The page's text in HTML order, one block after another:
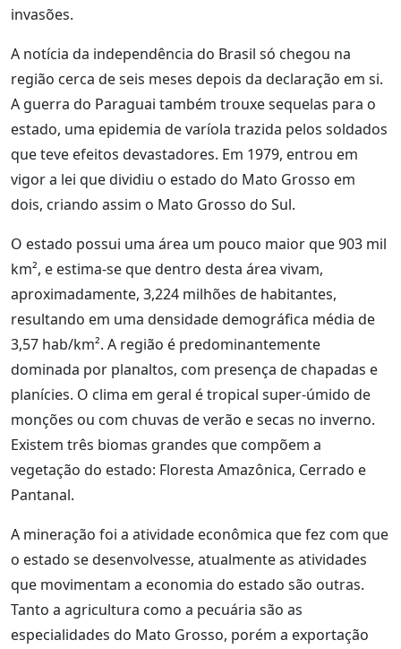
invasões.
A notícia da independência do Brasil só chegou na
região cerca de seis meses depois da declaração em si.
A guerra do Paraguai também trouxe sequelas para o
estado, uma epidemia de varíola trazida pelos soldados
que teve efeitos devastadores. Em 1979, entrou em
vigor a lei que dividiu o estado do Mato Grosso em
dois, criando assim o Mato Grosso do Sul.
O estado possui uma área um pouco maior que 903 mil
km², e estima-se que dentro desta área vivam,
aproximadamente, 3,224 milhões de habitantes,
resultando em uma densidade demográfica média de
3,57 hab/km². A região é predominantemente
dominada por planaltos, com presença de chapadas e
planícies. O clima em geral é tropical super-úmido de
monções ou com chuvas de verão e secas no inverno.
Existem três biomas grandes que compõem a
vegetação do estado: Floresta Amazônica, Cerrado e
Pantanal.
A mineração foi a atividade econômica que fez com que
o estado se desenvolvesse, atualmente as atividades
que movimentam a economia do estado são outras.
Tanto a agricultura como a pecuária são as
especialidades do Mato Grosso, porém a exportação